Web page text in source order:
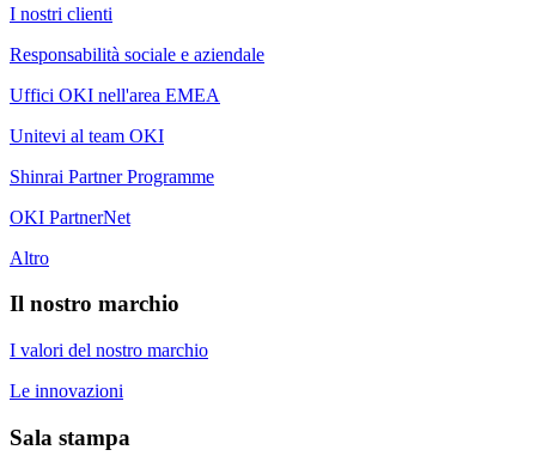
I nostri clienti
Responsabilità sociale e aziendale
Uffici OKI nell'area EMEA
Unitevi al team OKI
Shinrai Partner Programme
OKI PartnerNet
Altro
Il nostro marchio
I valori del nostro marchio
Le innovazioni
Sala stampa